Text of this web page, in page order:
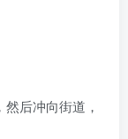
后冲向街道，